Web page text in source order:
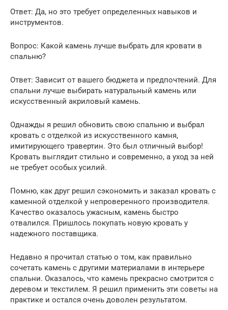
Ответ: Да, но это требует определенных навыков и
инструментов.
Вопрос: Какой камень лучше выбрать для кровати в
спальню?
Ответ: Зависит от вашего бюджета и предпочтений. Для
спальни лучше выбирать натуральный камень или
искусственный акриловый камень.
Однажды я решил обновить свою спальню и выбрал
кровать с отделкой из искусственного камня,
имитирующего травертин. Это был отличный выбор!
Кровать выглядит стильно и современно, а уход за ней
не требует особых усилий.
Помню, как друг решил сэкономить и заказал кровать с
каменной отделкой у непроверенного производителя.
Качество оказалось ужасным, камень быстро
отвалился. Пришлось покупать новую кровать у
надежного поставщика.
Недавно я прочитал статью о том, как правильно
сочетать камень с другими материалами в интерьере
спальни. Оказалось, что камень прекрасно смотрится с
деревом и текстилем. Я решил применить эти советы на
практике и остался очень доволен результатом.